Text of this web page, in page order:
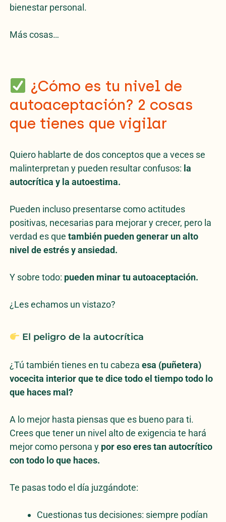
bienestar personal.
Más cosas…
¿Cómo es tu nivel de
autoaceptación? 2 cosas
que tienes que vigilar
Quiero hablarte de dos conceptos que a veces se
malinterpretan y pueden resultar confusos: la
autocrítica y la autoestima.
Pueden incluso presentarse como actitudes
positivas, necesarias para mejorar y crecer, pero la
verdad es que también pueden generar un alto
nivel de estrés y ansiedad.
Y sobre todo: pueden minar tu autoaceptación.
¿Les echamos un vistazo?
El peligro de la autocrítica
¿Tú también tienes en tu cabeza esa (puñetera)
vocecita interior que te dice todo el tiempo todo lo
que haces mal?
A lo mejor hasta piensas que es bueno para ti.
Crees que tener un nivel alto de exigencia te hará
mejor como persona y por eso eres tan autocrítico
con todo lo que haces.
Te pasas todo el día juzgándote:
Cuestionas tus decisiones: siempre podían